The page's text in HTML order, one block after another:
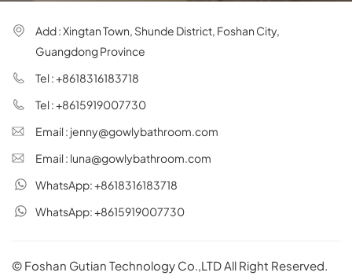
Add : Xingtan Town, Shunde District, Foshan City,
Guangdong Province
Tel : +8618316183718
Tel : +8615919007730
Email : jenny@gowlybathroom.com
Email : luna@gowlybathroom.com
WhatsApp: +8618316183718
WhatsApp: +8615919007730
© Foshan Gutian Technology Co.,LTD All Right Reserved.